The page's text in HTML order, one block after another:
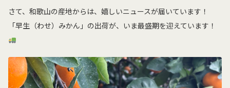
さて、和歌山の産地からは、嬉しいニュースが届いています！
「早生（わせ）みかん」の出荷が、いま最盛期を迎えています！